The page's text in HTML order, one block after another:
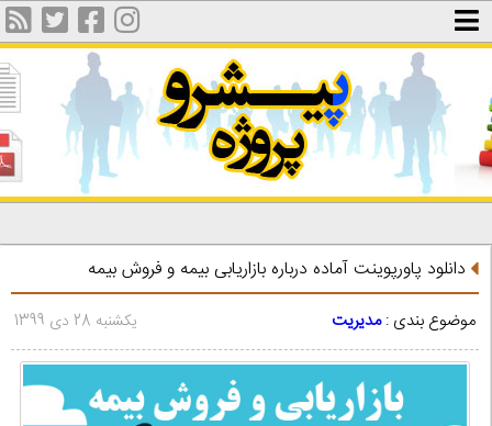
دانلود پاورپوینت آماده درباره بازاریابی بیمه و فروش بیمه
موضوع بندی :مدیریت یکشنبه 28 دی 1399